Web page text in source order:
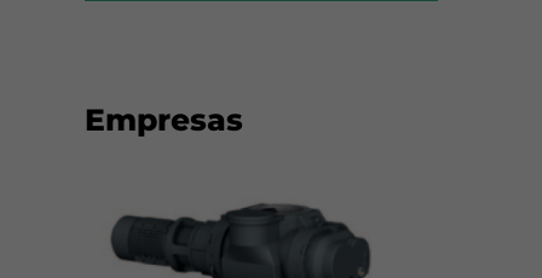
Empresas